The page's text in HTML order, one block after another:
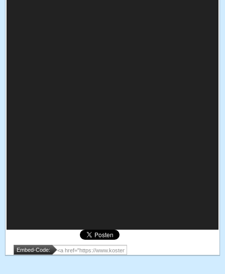
Embed-Code: